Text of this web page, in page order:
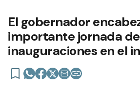
El gobernador
importante jornada de
inauguraciones en el